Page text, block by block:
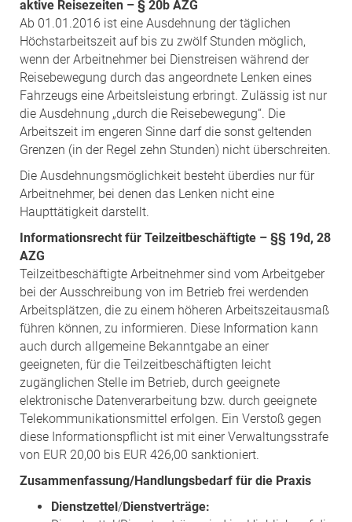
aktive Reisezeiten – § 20b AZG
Ab 01.01.2016 ist eine Ausdehnung der täglichen
Höchstarbeitszeit auf bis zu zwölf Stunden möglich,
wenn der Arbeitnehmer bei Dienstreisen während der
Reisebewegung durch das angeordnete Lenken eines
Fahrzeugs eine Arbeitsleistung erbringt. Zulässig ist nur
die Ausdehnung „durch die Reisebewegung“. Die
Arbeitszeit im engeren Sinne darf die sonst geltenden
Grenzen (in der Regel zehn Stunden) nicht überschreiten.
Die Ausdehnungsmöglichkeit besteht überdies nur für
Arbeitnehmer, bei denen das Lenken nicht eine
Haupttätigkeit darstellt.
Informationsrecht für Teilzeitbeschäftigte – §§ 19d, 28
AZG
Teilzeitbeschäftigte Arbeitnehmer sind vom Arbeitgeber
bei der Ausschreibung von im Betrieb frei werdenden
Arbeitsplätzen, die zu einem höheren Arbeitszeitausmaß
führen können, zu informieren. Diese Information kann
auch durch allgemeine Bekanntgabe an einer
geeigneten, für die Teilzeitbeschäftigten leicht
zugänglichen Stelle im Betrieb, durch geeignete
elektronische Datenverarbeitung bzw. durch geeignete
Telekommunikationsmittel erfolgen. Ein Verstoß gegen
diese Informationspflicht ist mit einer Verwaltungsstrafe
von EUR 20,00 bis EUR 426,00 sanktioniert.
Zusammenfassung/Handlungsbedarf für die Praxis
Dienstzettel/Dienstverträge: